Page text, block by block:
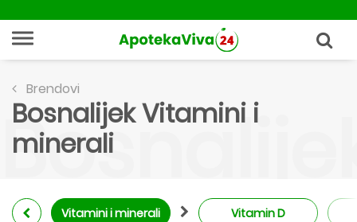
Brendovi
Bosnalijek Vitamini i
minerali
Vitamini i minerali Vitamin D